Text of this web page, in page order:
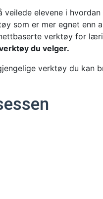
elevene i
som er mer egnet enn
verktøy for
du velger.
verktøy du kan